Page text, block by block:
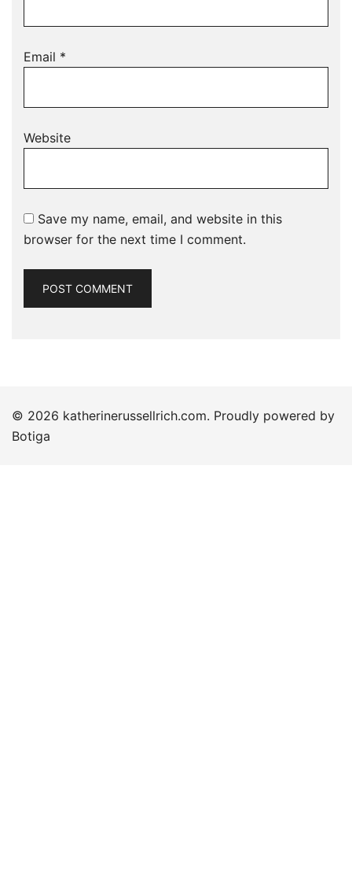
Email *
Website
Save my name, email, and website in this
browser for the next time I comment.
© 2026 katherinerussellrich.com. Proudly powered by
Botiga